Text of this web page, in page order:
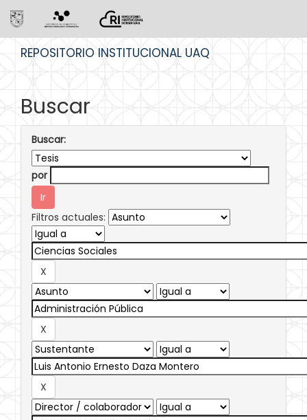
REPOSITORIO INSTITUCIONAL UAQ
Buscar
Buscar:
por
Filtros actuales: